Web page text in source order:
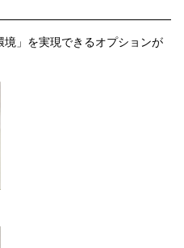
境」を実現できるオプションが